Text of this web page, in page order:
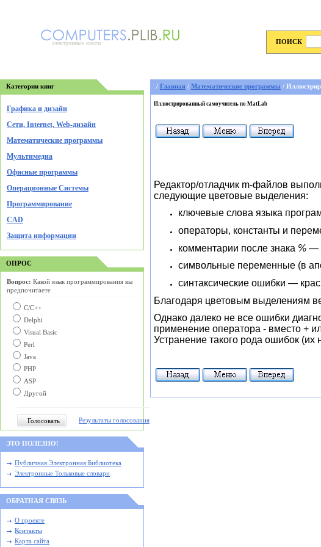
электронные книги ПОИСК
Категории книг
Графика и дизайн
Cети, Internet, Web-дизайн
Математические программы
Мультимедиа
Офисные программы
Операционные Системы
Программирование
CAD
Защита информации
ОПРОС
Вопрос: Какой язык программирования вы
предпочитаете
С/C++
Delphi
Visual Basic
Perl
Java
PHP
ASP
Другой
Результаты голосования
ЭТО ПОЛЕЗНО!
Публичная Электронная Библиотека
Электронные Тольковые словари
ОБРАТНАЯ СВЯЗЬ
О проекте
Контакты
Карта сайта
/ Главная / Математические программы /
Иллюстрированный самоучитель по MatLab
Редактор/отладчик m-файлов
следующие цветовые выделения:
ключевые слова языка
операторы, константы и
комментарии после знака % —
символьные переменные (в
синтаксические ошибки —
Благодаря цветовым выделениям
Однако далеко не все ошибки
применение оператора - вместо +
Устранение такого рода ошибок